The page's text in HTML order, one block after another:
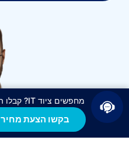
מחפשים ציוד IT? קבלו הצעת מחיר תוך 24 שעות!
בקשו הצעת מחיר